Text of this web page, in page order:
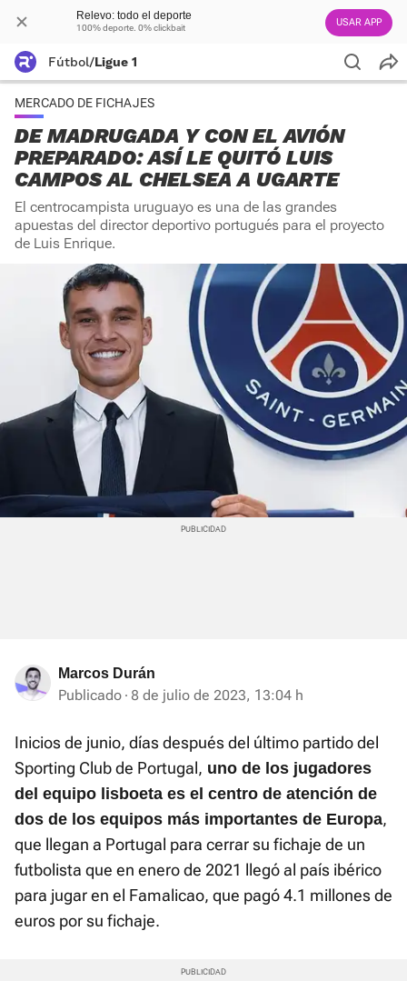
Relevo: todo el deporte
100% deporte. 0% clickbait USAR APP
Fútbol/Ligue 1
MERCADO DE FICHAJES
DE MADRUGADA Y CON EL AVIÓN
PREPARADO: ASÍ LE QUITÓ LUIS
CAMPOS AL CHELSEA A UGARTE
El centrocampista uruguayo es una de las grandes
apuestas del director deportivo portugués para el proyecto
de Luis Enrique.
Marcos Durán
Publicado 8 de julio de 2023, 13:04 h
Inicios de junio, días después del último partido del
Sporting Club de Portugal, uno de los jugadores
del equipo lisboeta es el centro de atención de
dos de los equipos más importantes de Europa,
que llegan a Portugal para cerrar su fichaje de un
futbolista que en enero de 2021 llegó al país ibérico
para jugar en el Famalicao, que pagó 4.1 millones de
euros por su fichaje.